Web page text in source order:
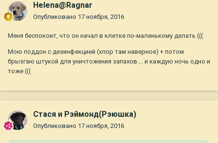
Helena@Ragnar
Опубликовано 17 ноября, 2016
Меня беспокоит, что он начал в клетке по-маленькому делать (((
Мою поддон с дезинфекцией (хлор там наверное) + потом
брызгаю штукой для уничтожения запахов.... и каждую ночь одно и
тоже (((
Стася и Рэймонд(Рэюшка)
Опубликовано 17 ноября, 2016